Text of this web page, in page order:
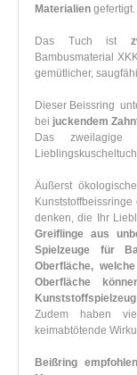
Materialien
Das Tuch ist
Bambusmaterial
gemütlicher,
Dieser Beissring
bei juckendem
Das
Äußerst
denken, die Ihr
Greiflinge aus
Spielzeuge für
Oberfläche,
Oberfläche
Zudem haben
keimabtötende
Beißring